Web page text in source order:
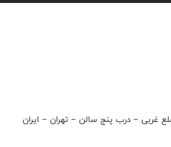
غربی – درب پنج سالن – تهران – ایران